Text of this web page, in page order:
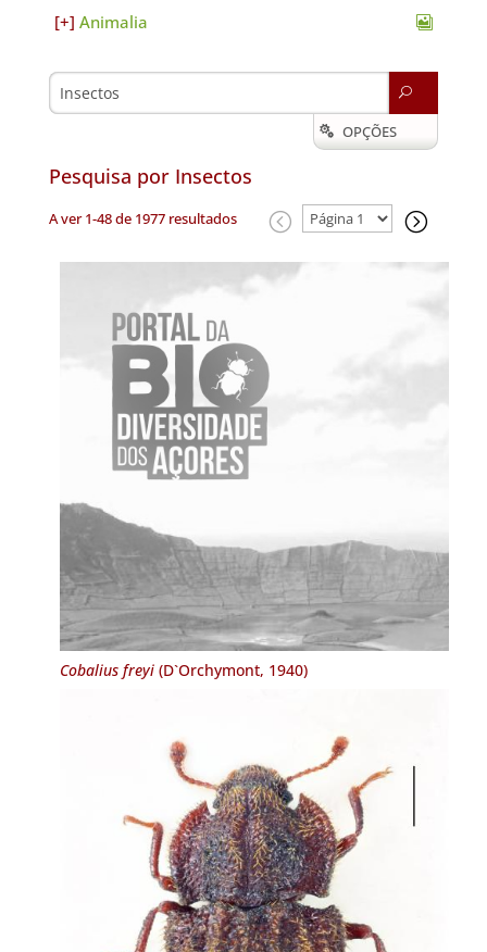
Animalia
U
 OPÇÕES
Pesquisa por Insectos
A ver 1-48 de 1977 resultados
Cobalius freyi(D`Orchymont, 1940)